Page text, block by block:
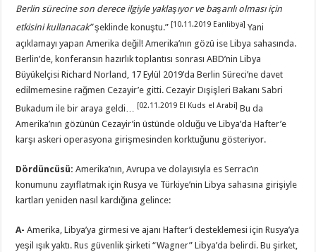
Berlin sürecine son derece ilgiyle yaklaşıyor ve başarılı olması için
etkisini kullanacak”şeklinde konuştu.” [10.11.2019 Eanlibya] Yani
açıklamayı yapan Amerika değil! Amerika’nın gözü ise Libya sahasında.
Berlin’de, konferansın hazırlık toplantısı sonrası ABD’nin Libya
Büyükelçisi Richard Norland, 17 Eylül 2019’da Berlin Süreci’ne davet
edilmemesine rağmen Cezayir’e gitti. Cezayir Dışişleri Bakanı Sabri
Bukadum ile bir araya geldi… [02.11.2019 El Kuds el Arabi] Bu da
Amerika’nın gözünün Cezayir’in üstünde olduğu ve Libya’da Hafter’e
karşı askeri operasyona girişmesinden korktuğunu gösteriyor.
Dördüncüsü: Amerika’nın, Avrupa ve dolayısıyla es Serrac’ın
konumunu zayıflatmak için Rusya ve Türkiye’nin Libya sahasına girişiyle
kartları yeniden nasıl kardığına gelince:
A- Amerika, Libya’ya girmesi ve ajanı Hafter’i desteklemesi için Rusya’ya
yeşil ışık yaktı. Rus güvenlik şirketi “Wagner” Libya’da belirdi. Bu şirket,